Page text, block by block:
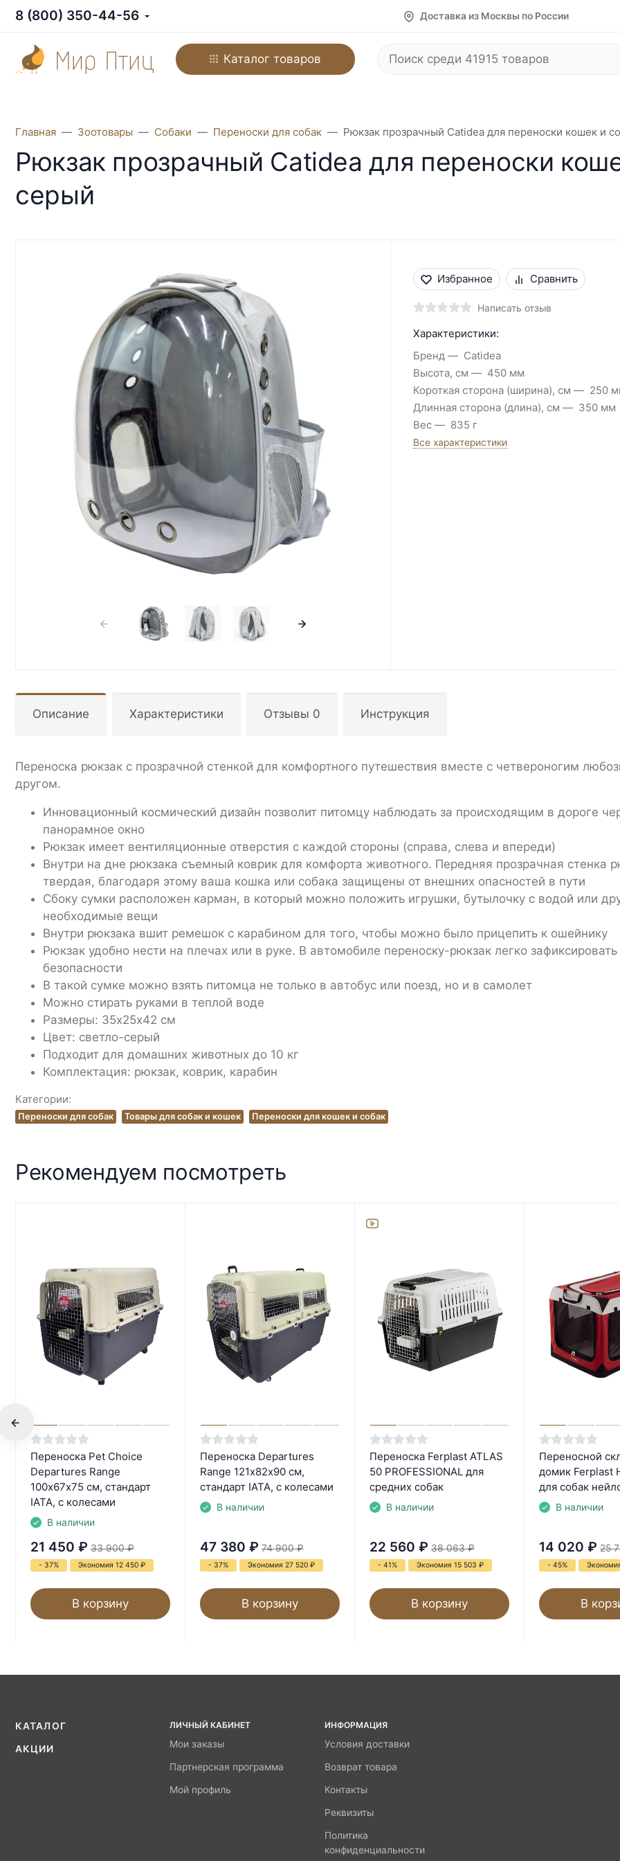
8 (800) 350-44-56 Доставка из Москвы по России
Каталог товаров
Главная Зоотовары Собаки Переноски для собак Рюкзак прозрачный Catidea для переноски кошек и
Рюкзак прозрачный Catidea для переноски
серый
Избранное Сравнить
Написать отзыв
Характеристики:
Бренд
Catidea
Высота, см
450 мм
Короткая сторона (ширина), см
250
Длинная сторона (длина), см
350 мм
Вес
835 г
Все характеристики
Описание Характеристики Отзывы 0 Инструкция
Переноска рюкзак с прозрачной стенкой для комфортного путешествия вместе с четвероногим
другом.
Инновационный космический дизайн позволит питомцу наблюдать за происходящим в дороге
панорамное окно
Рюкзак имеет вентиляционные отверстия с каждой стороны (справа, слева и впереди)
Внутри на дне рюкзака съемный коврик для комфорта животного. Передняя прозрачная стенка
твердая, благодаря этому ваша кошка или собака защищены от внешних опасностей в пути
Сбоку сумки расположен карман, в который можно положить игрушки, бутылочку с водой или
необходимые вещи
Внутри рюкзака вшит ремешок с карабином для того, чтобы можно было прицепить к ошейнику
Рюкзак удобно нести на плечах или в руке. В автомобиле переноску-рюкзак легко
безопасности
В такой сумке можно взять питомца не только в автобус или поезд, но и в самолет
Можно стирать руками в теплой воде
Размеры: 35х25х42 см
Цвет: светло-серый
Подходит для домашних животных до 10 кг
Комплектация: рюкзак, коврик, карабин
Категории:
Переноски для собак Товары для собак и кошек Переноски для кошек и собак
Рекомендуем посмотреть
Переноска Pet Choice
Departures Range
100х67х75 см, стандарт
IATA, с колесами
В наличии
21 450 ₽ 33 900 ₽
- 37% Экономия 12 450 ₽
В корзину
Переноска Departures
Range 121х82х90 см,
стандарт IATA, с колесами
В наличии
47 380 ₽ 74 900 ₽
- 37% Экономия 27 520 ₽
В корзину
Переноска Ferplast ATLAS
50 PROFESSIONAL для
средних собак
В наличии
22 560 ₽ 38 063 ₽
- 41% Экономия 15 503 ₽
В корзину
Переносной
домик Ferplast
для собак
В наличии
14 020 ₽ 25
- 45%
В
КАТАЛОГ
АКЦИИ
ЛИЧНЫЙ КАБИНЕТ
Мои заказы
Партнерская программа
Мой профиль
ИНФОРМАЦИЯ
Условия доставки
Возврат товара
Контакты
Реквизиты
Политика
конфиденциальности